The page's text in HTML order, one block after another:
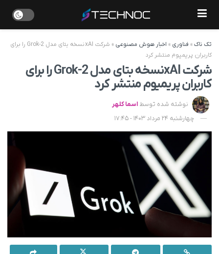
تک ناک» فناوری » اخبار هوش مصنوعی »
شرکت xAI نسخه بتای مدل Grok-2 را برای
کاربران پریمیوم منتشر کرد
شرکت xAI نسخه بتای مدل Grok-2 را برای
کاربران پریمیوم منتشر کرد
نوشته شده توسط اسما کلهر
چهارشنبه 24 مرداد 1403 - 17:45